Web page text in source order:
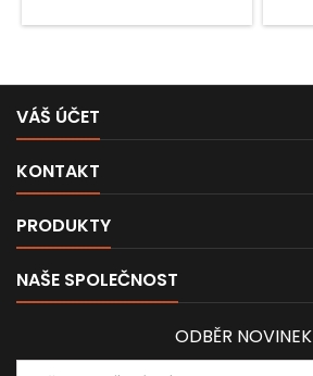
VÁŠ ÚČET
KONTAKT
PRODUKTY
NAŠE SPOLEČNOST
ODBĚR NOVINEK